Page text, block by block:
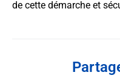
de cette démarche et